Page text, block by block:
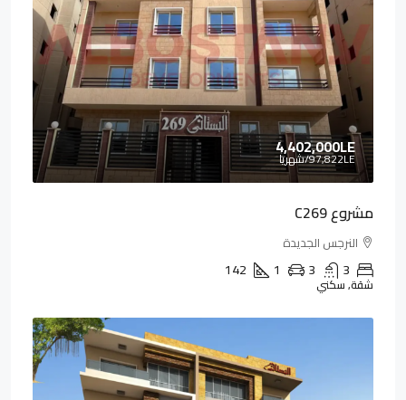
4,402,000LE
97,822LE/شهريا
مشروع C269
النرجس الجديدة
3
3
1
142
شقة, سكني